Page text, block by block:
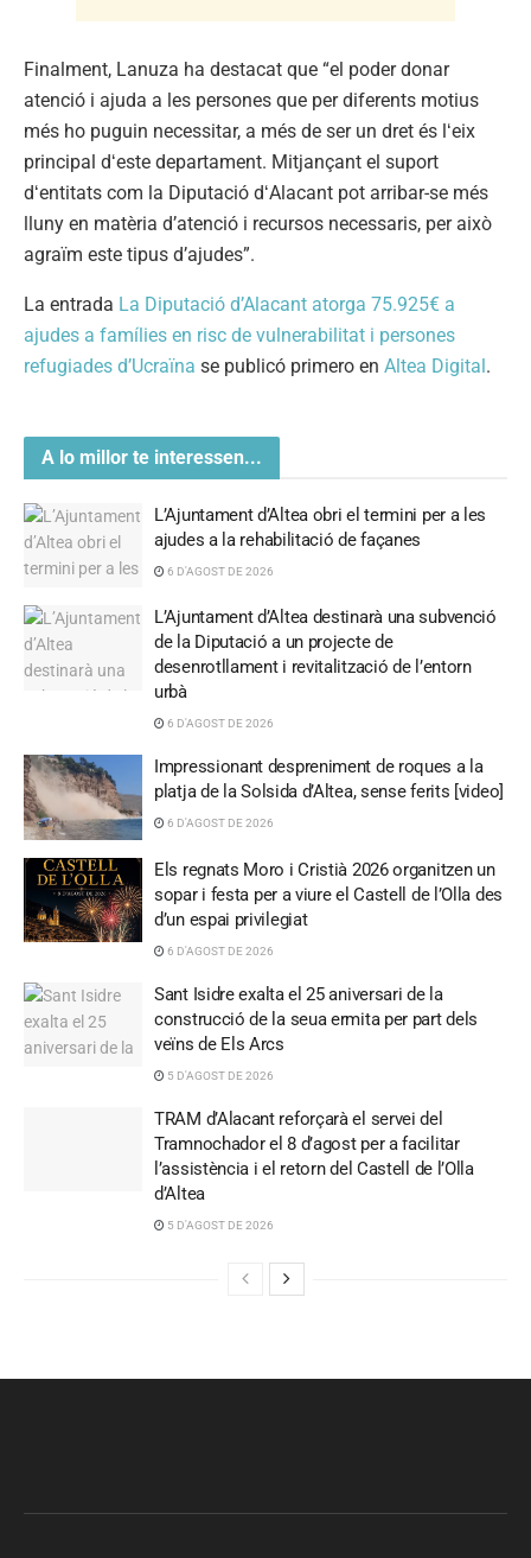
Finalment, Lanuza ha destacat que “el poder donar
atenció i ajuda a les persones que per diferents motius
més ho puguin necessitar, a més de ser un dret és lʻeix
principal dʻeste departament. Mitjançant el suport
dʻentitats com la Diputació dʻAlacant pot arribar-se més
lluny en matèria d’atenció i recursos necessaris, per això
agraïm este tipus d’ajudes”.
La entrada La Diputació d’Alacant atorga 75.925€ a
ajudes a famílies en risc de vulnerabilitat i persones
refugiades d’Ucraïna se publicó primero en Altea Digital.
A lo millor te interessen...
L’Ajuntament d’Altea obri el termini per a les
ajudes a la rehabilitació de façanes
6 D'AGOST DE 2026
L’Ajuntament d’Altea destinarà una subvenció
de la Diputació a un projecte de
desenrotllament i revitalització de l’entorn
urbà
6 D'AGOST DE 2026
Impressionant despreniment de roques a la
platja de la Solsida d’Altea, sense ferits [video]
6 D'AGOST DE 2026
Els regnats Moro i Cristià 2026 organitzen un
sopar i festa per a viure el Castell de l’Olla des
d’un espai privilegiat
6 D'AGOST DE 2026
Sant Isidre exalta el 25 aniversari de la
construcció de la seua ermita per part dels
veïns de Els Arcs
5 D'AGOST DE 2026
TRAM d’Alacant reforçarà el servei del
Tramnochador el 8 d’agost per a facilitar
l’assistència i el retorn del Castell de l’Olla
d’Altea
5 D'AGOST DE 2026